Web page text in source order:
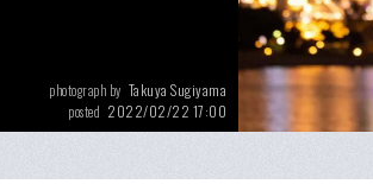
photograph by Takuya Sugiyama
posted 2022/02/22 17:00
2022年からスタ